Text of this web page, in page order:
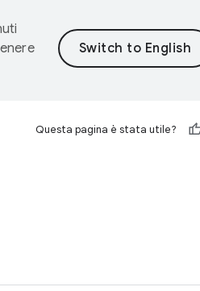
Questa pagina è stata utile?